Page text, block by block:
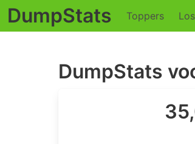
DumpStats Toppers
DumpStats